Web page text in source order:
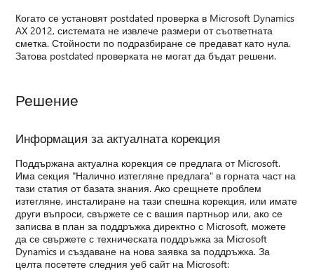
Когато се установят postdated проверка в Microsoft Dynamics
AX 2012, системата не извлече размери от съответната
сметка. Стойности по подразбиране се предават като нула.
Затова postdated проверката не могат да бъдат решени.
Решение
Информация за актуалната корекция
Поддържана актуална корекция се предлага от Microsoft.
Има секция "Налично изтегляне предлага" в горната част на
тази статия от базата знания. Ако срещнете проблем
изтегляне, инсталиране на тази спешна корекция, или имате
други въпроси, свържете се с вашия партньор или, ако се
записва в план за поддръжка директно с Microsoft, можете
да се свържете с техническата поддръжка за Microsoft
Dynamics и създаване на нова заявка за поддръжка. За
целта посетете следния уеб сайт на Microsoft: